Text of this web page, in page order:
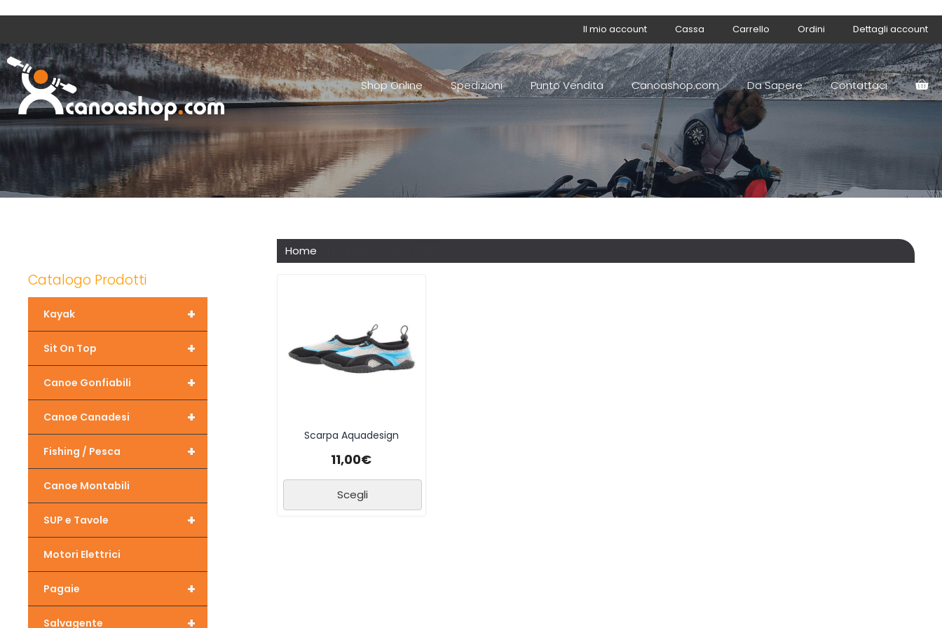
Il mio account Cassa Carrello Ordini Dettagli account
Shop Online Spedizioni Punto Vendita Canoashop.com Da Sapere Contattaci
Home
Scarpa Aquadesign
11,00€
Scegli
Catalogo Prodotti
+
Kayak
+
Sit On Top
+
Canoe Gonfiabili
+
Canoe Canadesi
+
Fishing / Pesca
Canoe Montabili
+
SUP e Tavole
Motori Elettrici
+
Pagaie
+
Salvagente